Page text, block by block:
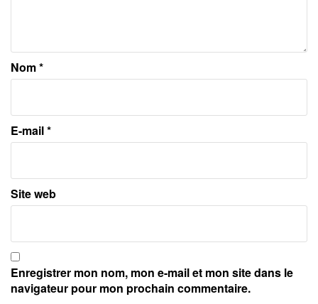
Nom*
E-mail*
Site web
Enregistrer mon nom, mon e-mail et mon site dans le
navigateur pour mon prochain commentaire.